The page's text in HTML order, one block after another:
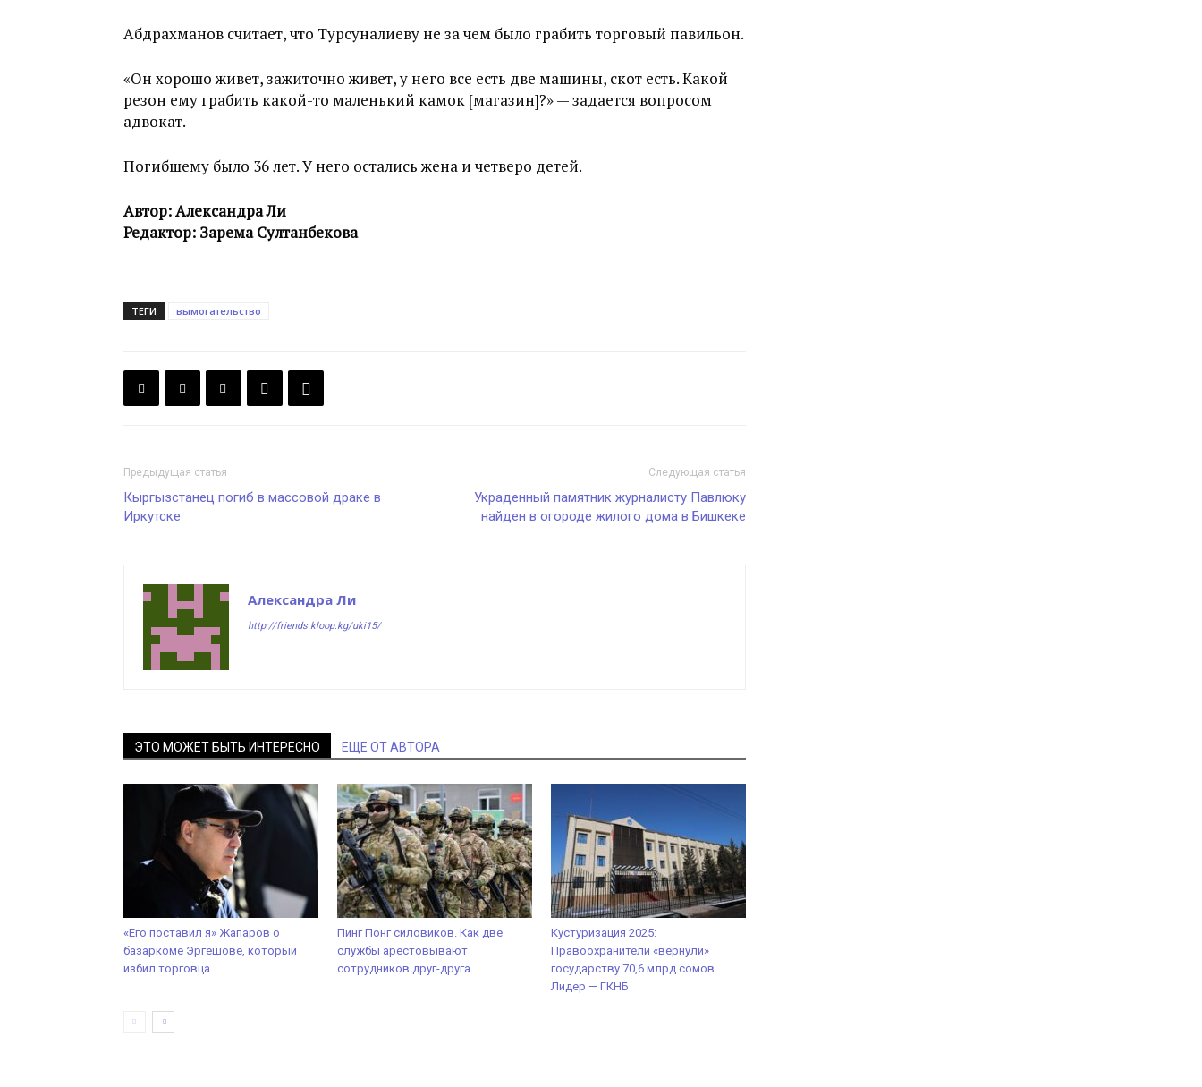
Абдрахманов считает, что Турсуналиеву не за чем было грабить торговый павильон.
«Он хорошо живет, зажиточно живет, у него все есть две машины, скот есть. Какой
резон ему грабить какой-то маленький камок [магазин]?» — задается вопросом
адвокат.
Погибшему было 36 лет. У него остались жена и четверо детей.
Автор: Александра Ли
Редактор: Зарема Султанбекова
ТЕГИ вымогательство
Предыдущая статья
Кыргызстанец погиб в массовой драке в
Иркутске
Следующая статья
Украденный памятник журналисту Павлюку
найден в огороде жилого дома в Бишкеке
Александра Ли
http://friends.kloop.kg/uki15/
ЭТО МОЖЕТ БЫТЬ ИНТЕРЕСНО ЕЩЕ ОТ АВТОРА
«Его поставил я» Жапаров о
базаркоме Эргешове, который
избил торговца
Пинг Понг силовиков. Как две
службы арестовывают
сотрудников друг-друга
Кустуризация 2025:
Правоохранители «вернули»
государству 70,6 млрд сомов.
Лидер — ГКНБ